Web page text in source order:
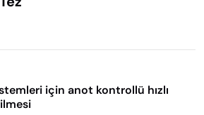
için anot kontrollü hızlı